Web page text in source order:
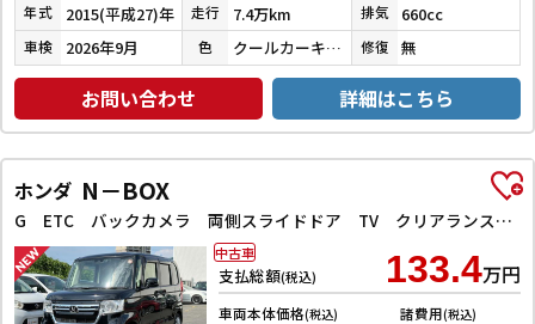
年式 2015(平成27)年 走行 7.4万km 排気 660cc
車検 2026年9月 色 クールカーキパールメタリック／ホワイト 修復 無
お問い合わせ 詳細はこちら
ホンダ N－BOX
G ETC バックカメラ 両側スライドドア TV クリアランスソナー オートクルーズコントロール レーンアシスト 衝突被害軽減システム オートライト LEDヘッドランプ スマートキー
支払総額(税込) 133.4万円
車両本体価格(税込) 諸費用(税込)
中古車